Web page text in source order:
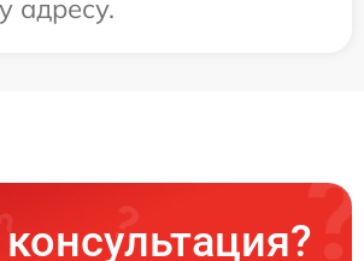
адресу.